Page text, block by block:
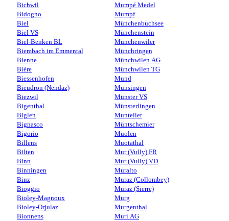
Bichwil
Bidogno
Biel
Biel VS
Biel-Benken BL
Biembach im Emmental
Bienne
Bière
Biessenhofen
Bieudron (Nendaz)
Biezwil
Bigenthal
Biglen
Bignasco
Bigorio
Billens
Bilten
Binn
Binningen
Binz
Bioggio
Bioley-Magnoux
Bioley-Orjulaz
Bionnens
Mumpé Medel
Mumpf
Münchenbuchsee
Münchenstein
Münchenwiler
Münchringen
Münchwilen AG
Münchwilen TG
Mund
Münsingen
Münster VS
Münsterlingen
Muntelier
Müntschemier
Muolen
Muotathal
Mur (Vully) FR
Mur (Vully) VD
Muralto
Muraz (Collombey)
Muraz (Sierre)
Murg
Murgenthal
Muri AG